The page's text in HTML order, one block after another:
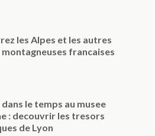
les Alpes et les autres
montagneuses francaises
le temps au musee
: decouvrir les tresors
de Lyon